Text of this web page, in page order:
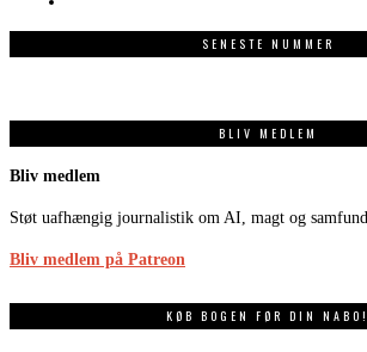
SENESTE NUMMER
BLIV MEDLEM
Bliv medlem
Støt uafhængig journalistik om AI, magt og samfund.
Bliv medlem på Patreon
KØB BOGEN FØR DIN NABO!